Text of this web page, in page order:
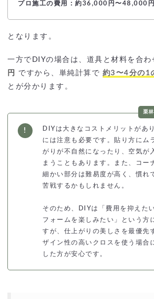
プロ施工の費用：約36,000円〜48,000円
となります。
一方でDIYの場合は、道具と材料を合わ
円
ですから、単純計算で 約3〜4分の1
とが分かります。
栗
DIYは大きなコストメリットがあ
には注意も必要です。貼り方にム
がりが不自然になったり、空気が
まうこともあります。また、コー
細かい部分は難易度が高く、慣れ
苦戦するかもしれません。
そのため、DIYは「費用を抑えた
フォームを楽しみたい」という方
すが、仕上がりの美しさを最優先
ザイン性の高いクロスを使う場合
した方が安心です。